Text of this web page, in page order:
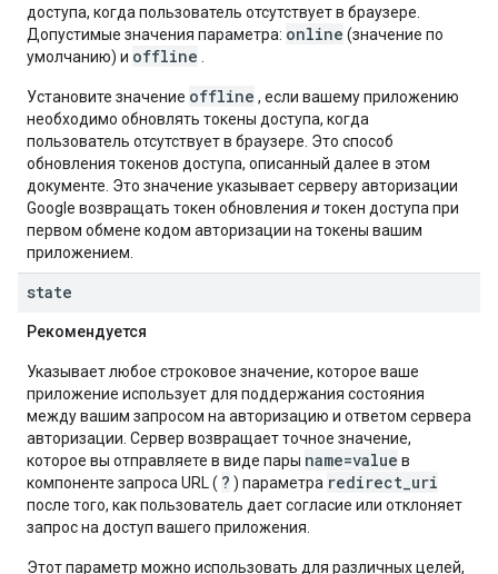
доступа, когда пользователь отсутствует в браузере.
Допустимые значения параметра: online (значение по
умолчанию) и offline
Установите значение offline , если вашему приложению
необходимо обновлять токены доступа, когда
пользователь отсутствует в браузере. Это способ
обновления токенов доступа, описанный далее в этом
документе. Это значение указывает серверу авторизации
Google возвращать токен обновления итокен доступа при
первом обмене кодом авторизации на токены вашим
приложением.
state
Рекомендуется
Указывает любое строковое значение, которое ваше
приложение использует для поддержания состояния
между вашим запросом на авторизацию и ответом сервера
авторизации. Сервер возвращает точное значение,
которое вы отправляете в виде пары name=value в
компоненте запроса URL ( ? ) параметра redirect_uri
после того, как пользователь дает согласие или отклоняет
запрос на доступ вашего приложения.
Этот параметр можно использовать для различных целей,